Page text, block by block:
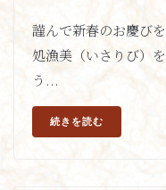
謹んで新春のお慶び
処漁美（いさりび）
う...
続きを読む